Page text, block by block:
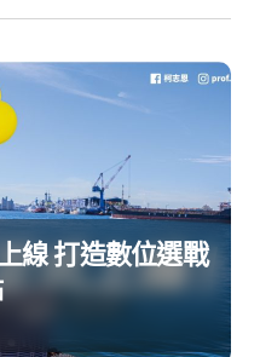
線 打造數位選戰